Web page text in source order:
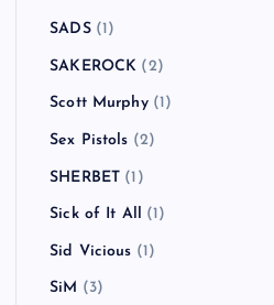
SADS(1)
SAKEROCK (2)
Scott Murphy(1)
Sex Pistols (2)
SHERBET (1)
Sick of It All (1)
Sid Vicious (1)
SiM (3)